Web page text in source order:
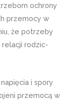
ochrony
przemocy w
że potrzeby
rodzic-
i spory
przemocą w